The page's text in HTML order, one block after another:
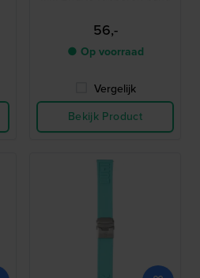
56,-
● Op voorraad
Vergelijk
Bekijk Product